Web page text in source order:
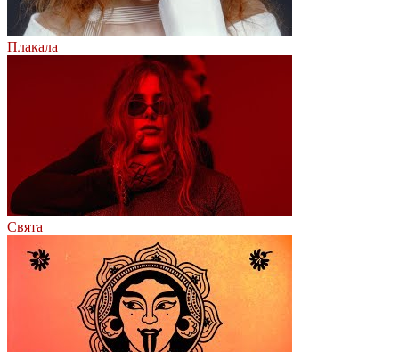
Плакала
Свята